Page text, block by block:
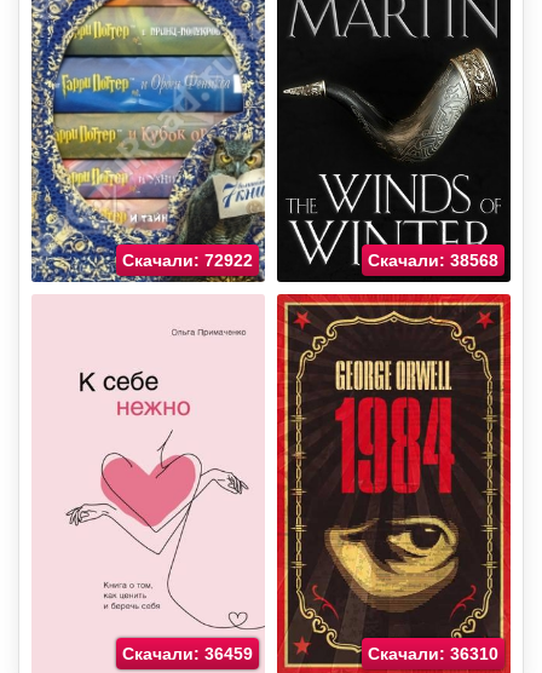
Скачали: 72922 Скачали: 38568
Скачали: 36459 Скачали: 36310